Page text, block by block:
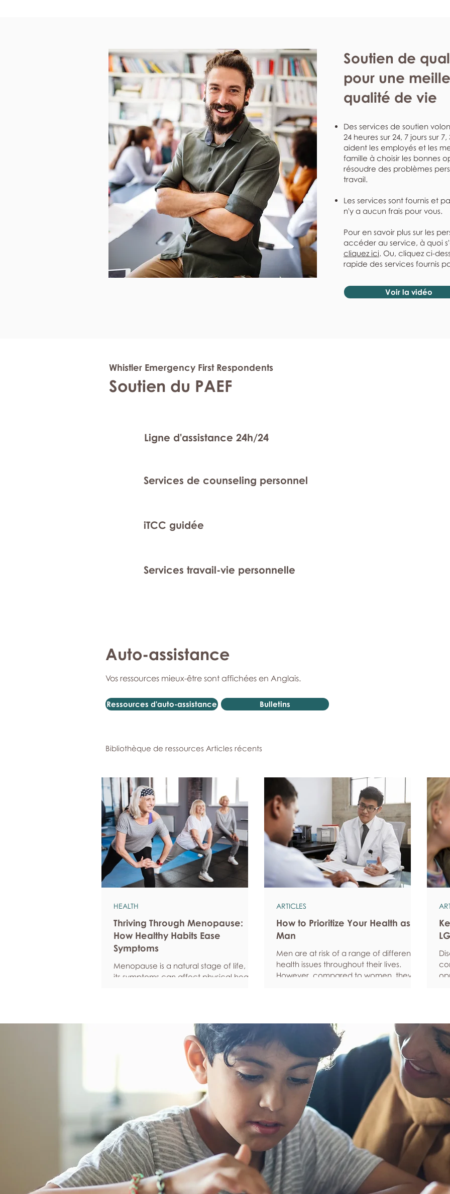
Soutien de
pour une
qualité de vie
Des services de soutien
24 heures sur 24, 7 jours sur
aident les employés et les
famille à choisir les bonnes
résoudre des problèmes
travail.
Les services sont fournis et
n'y a aucun frais pour vous.
Pour en savoir plus sur les
accéder au service, à quoi
cliquez ici. Ou, cliquez ci-
rapide des services fournis
Voir la vidéo
Whistler Emergency First Respondents
Soutien du PAEF
Ligne d'assistance 24h/24
Services de counseling personnel
iTCC guidée
Services travail-vie personnelle
Auto-assistance
Vos ressources mieux-être sont affichées en Anglais.
Ressources d'auto-assistance Bulletins
Bibliothèque de ressources Articles récents
Thriving Through Menopause:
How Healthy Habits Ease
Symptoms
Menopause is a natural stage of life, but
its symptoms can affect physical health,
stress management, women can
reduce common symptoms, improve
their quality of life, and feel more
empowered as they navigate this
HEALTH
How to Prioritize Your Health as a
Man
Men are at risk of a range of different
health issues throughout their lives.
However, compared to women, they’re
and wellbeing. Schedule regular health
screenings Health check-ups and
screenings are a way of identifying any
health issues or determining whether
someone has a higher chance of
developing a health issue so that ear
ARTICLES